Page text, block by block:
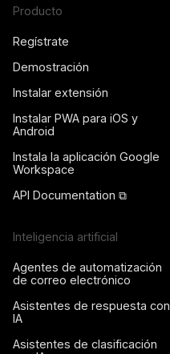
Producto
Regístrate
Demostración
Instalar extensión
Instalar PWA para iOS y
Android
Instala la aplicación Google
Workspace
API Documentation ⧉
Inteligencia artificial
Agentes de automatización
de correo electrónico
Asistentes de respuesta con
IA
Asistentes de clasificación